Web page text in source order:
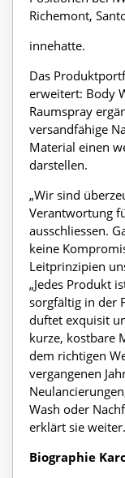
Richemont,
innehatte.
Das
erweitert: Body
Raumspray
versandfähige
Material einen
darstellen.
„Wir sind
Verantwortung
ausschliessen.
keine
Leitprinzipien
„Jedes Produkt
sorgfältig in der
duftet exquisit
kurze, kostbare
dem richtigen
vergangenen
Wash oder
erklärt sie weiter.
Biographie